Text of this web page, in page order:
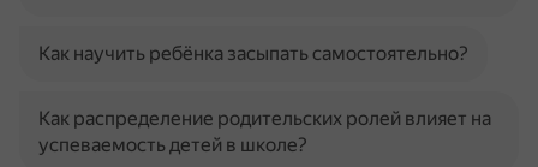
Как научить ребёнка засыпать самостоятельно?
Как распределение родительских ролей влияет на
успеваемость детей в школе?